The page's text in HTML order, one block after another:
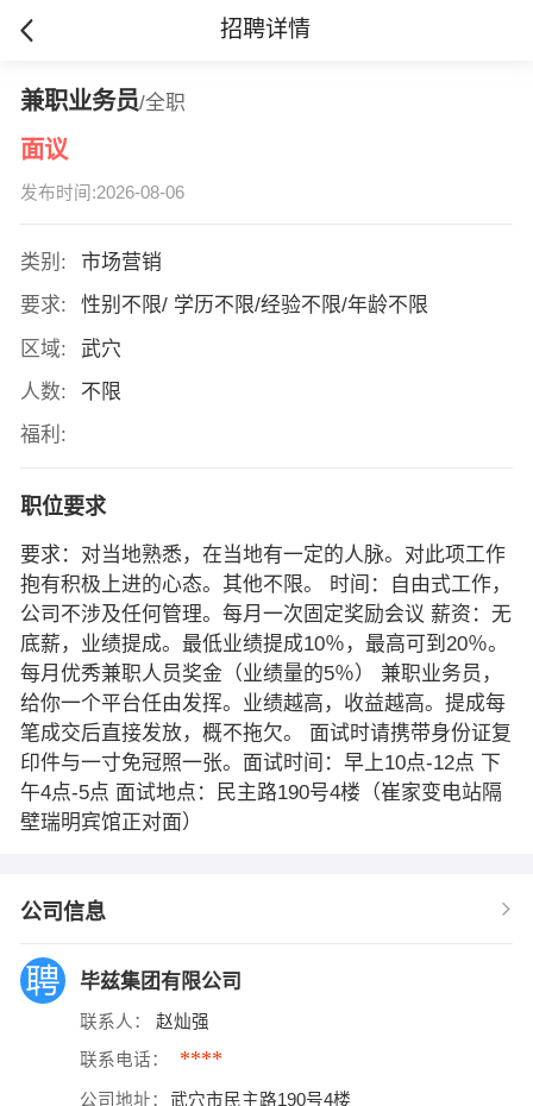
招聘详情
兼职业务员/全职
面议
发布时间:2026-08-06
类别:
市场营销
要求:
性别不限/ 学历不限/经验不限/年龄不限
区域:
武穴
人数:
不限
福利:
职位要求
要求：对当地熟悉，在当地有一定的人脉。对此项工作
抱有积极上进的心态。其他不限。 时间：自由式工作，
公司不涉及任何管理。每月一次固定奖励会议 薪资：无
底薪，业绩提成。最低业绩提成10％，最高可到20％。
每月优秀兼职人员奖金（业绩量的5％） 兼职业务员，
给你一个平台任由发挥。业绩越高，收益越高。提成每
笔成交后直接发放，概不拖欠。 面试时请携带身份证复
印件与一寸免冠照一张。面试时间：早上10点-12点 下
午4点-5点 面试地点：民主路190号4楼（崔家变电站隔
壁瑞明宾馆正对面）
公司信息
毕兹集团有限公司
联系人： 赵灿强
联系电话： ****
公司地址： 武穴市民主路190号4楼